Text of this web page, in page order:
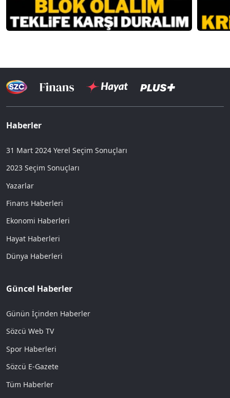
Haberler
31 Mart 2024 Yerel Seçim Sonuçları
2023 Seçim Sonuçları
Yazarlar
Finans Haberleri
Ekonomi Haberleri
Hayat Haberleri
Dünya Haberleri
Güncel Haberler
Günün İçinden Haberler
Sözcü Web TV
Spor Haberleri
Sözcü E-Gazete
Tüm Haberler